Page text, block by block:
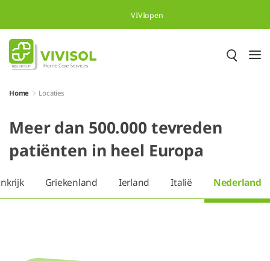
Overslaan en naar hoofdinhoud gaan
VIVIopen
Home Locaties
Meer dan 500.000 tevreden
patiënten in heel Europa
Griekenland Ierland Italië Nederland